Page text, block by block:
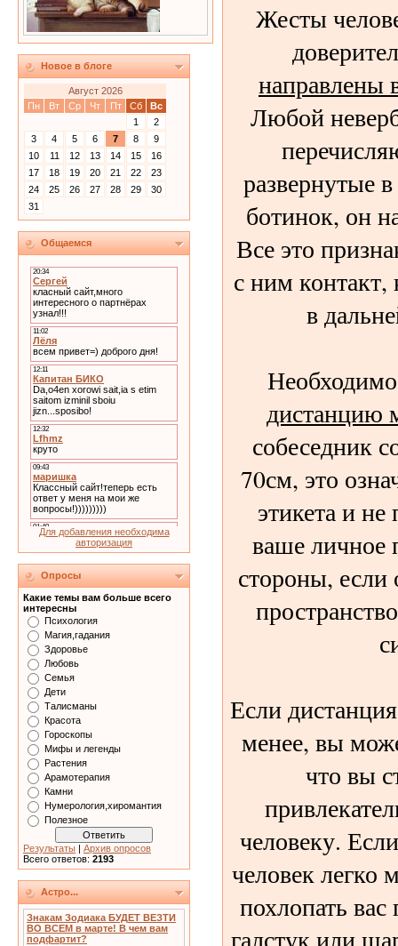
Новое в блоге
Август 2026
Пн
Вт Ср Чт Пт Сб
Вс
1
2
3
4 5 6 7 8
9
10
11 12 13 14 15
16
17
18 19 20 21 22
23
24
25 26 27 28 29
30
31
Общаемся
Для добавления необходима
авторизация
Опросы
Какие темы вам больше всего
интересны
Психология
Магия,гадания
Здоровье
Любовь
Семья
Дети
Талисманы
Красота
Гороскопы
Мифы и легенды
Растения
Арамотерапия
Камни
Нумерология,хиромантия
Полезное
Результаты | Архив опросов
Всего ответов: 2193
Астро...
Знакам Зодиака БУДЕТ ВЕЗТИ
ВО ВСЕМ в марте! В чем вам
подфартит?
Жесты
направлены
Любой
развернутые
ботинок, он
Все это
с ним
в
дистанцию
собеседник
70см, это
этикета и не
ваше личное
стороны, если
Если
менее, вы
что вы
человеку.
человек легко
похлопать
галстук или